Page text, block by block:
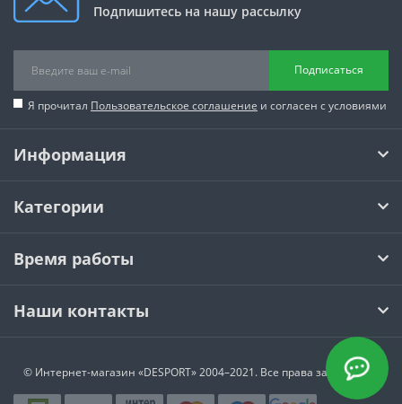
Подпишитесь на нашу рассылку
Подписаться
Я прочитал Пользовательское соглашение и согласен с условиями
Информация
Категории
Время работы
Наши контакты
© Интернет-магазин «DESPORT»2004–2021. Все права защищены.